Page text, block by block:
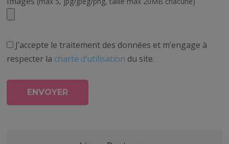
J’accepte le traitement des données et m’engage à
respecter la charte d’utilisation du site.